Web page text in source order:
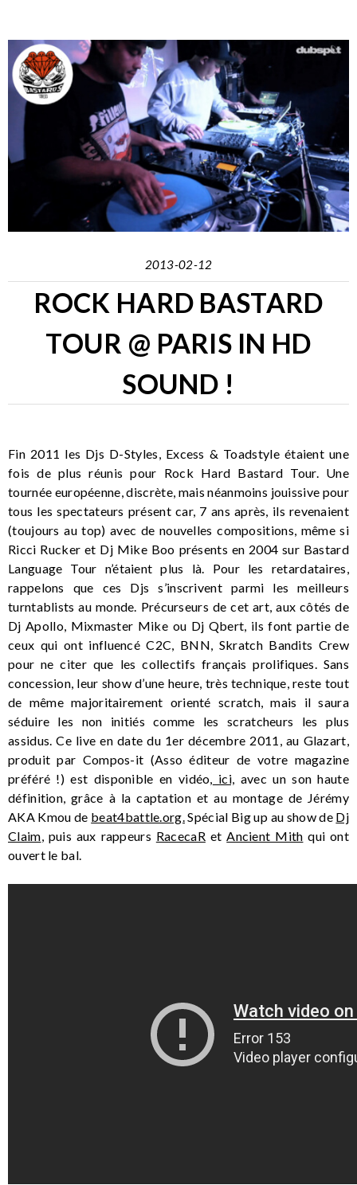
2013-02-12
ROCK HARD BASTARD
TOUR @ PARIS IN HD
SOUND !
Fin 2011 les Djs D-Styles, Excess & Toadstyle étaient une
fois de plus réunis pour Rock Hard Bastard Tour. Une
tournée européenne, discrète, mais néanmoins jouissive pour
tous les spectateurs présent car, 7 ans après, ils revenaient
(toujours au top) avec de nouvelles compositions, même si
Ricci Rucker et Dj Mike Boo présents en 2004 sur Bastard
Language Tour n’étaient plus là. Pour les retardataires,
rappelons que ces Djs s’inscrivent parmi les meilleurs
turntablists au monde. Précurseurs de cet art, aux côtés de
Dj Apollo, Mixmaster Mike ou Dj Qbert, ils font partie de
ceux qui ont influencé C2C, BNN, Skratch Bandits Crew
pour ne citer que les collectifs français prolifiques. Sans
concession, leur show d’une heure, très technique, reste tout
de même majoritairement orienté scratch, mais il saura
séduire les non initiés comme les scratcheurs les plus
assidus. Ce live en date du 1er décembre 2011, au Glazart,
produit par Compos-it (Asso éditeur de votre magazine
préféré !) est disponible en vidéo,
ici, avec un son haute
définition, grâce à la captation et au montage de Jérémy
AKA Kmou de beat4battle.org. Spécial Big up au show de Dj
Claim , puis aux rappeurs RacecaR et Ancient Mith qui ont
ouvert le bal.